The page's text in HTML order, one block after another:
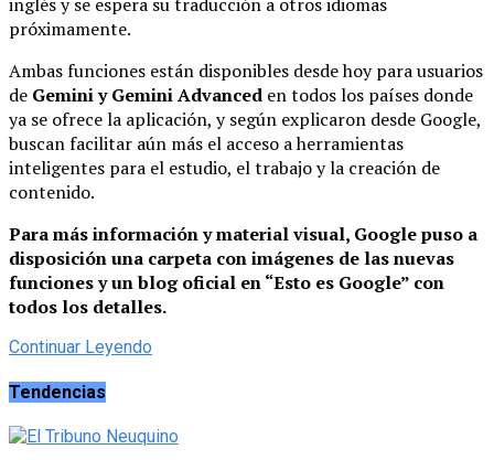
inglés y se espera su traducción a otros idiomas
próximamente.
Ambas funciones están disponibles desde hoy para usuarios
de Gemini y Gemini Advanced en todos los países donde
ya se ofrece la aplicación, y según explicaron desde Google,
buscan facilitar aún más el acceso a herramientas
inteligentes para el estudio, el trabajo y la creación de
contenido.
Para más información y material visual, Google puso a
disposición una carpeta con imágenes de las nuevas
funciones y un blog oficial en “Esto es Google” con
todos los detalles.
Continuar Leyendo
Tendencias